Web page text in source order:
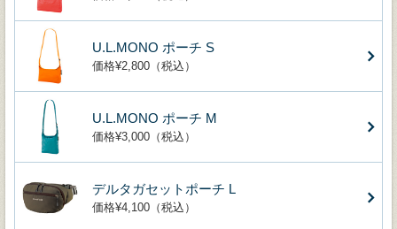
U.L.MONO ポーチ S
価格¥2,800（税込）
U.L.MONO ポーチ M
価格¥3,000（税込）
デルタガセットポーチ L
価格¥4,100（税込）